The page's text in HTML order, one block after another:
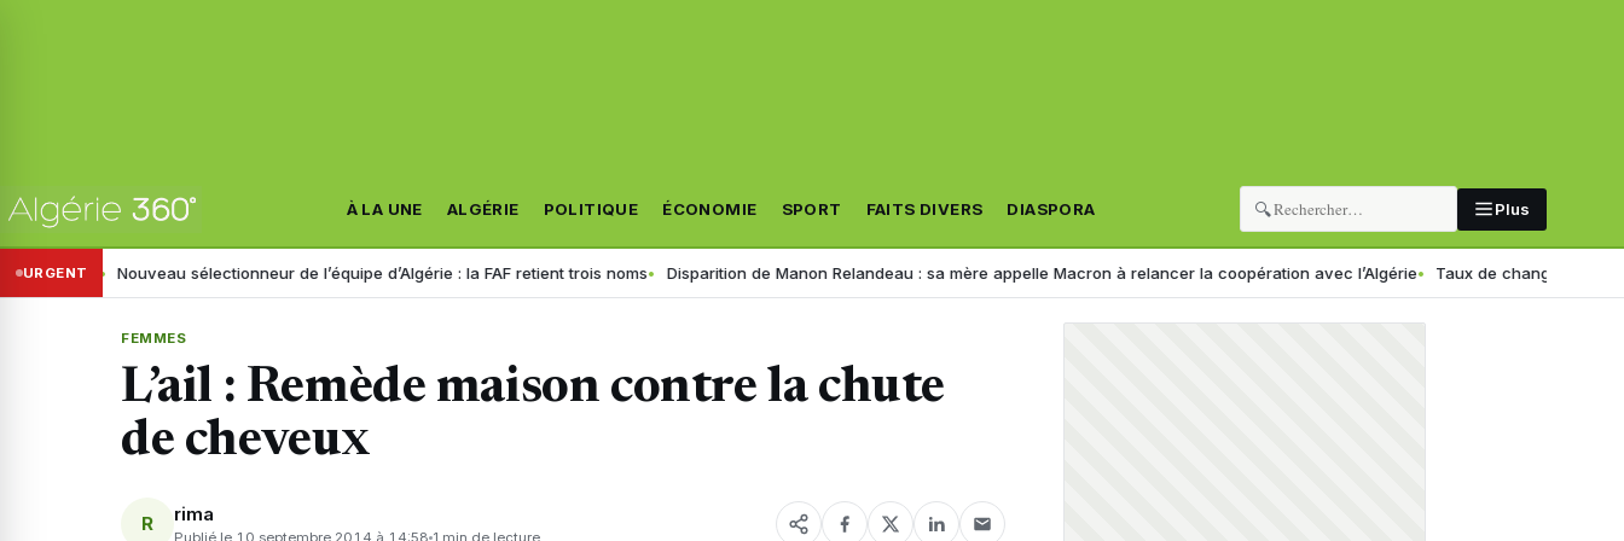
À LA UNE ALGÉRIE POLITIQUE ÉCONOMIE SPORT FAITS DIVERS DIASPORA 🔍 Plus
URGENTNouveau sélectionneur de l’équipe d’Algérie : la FAF retient trois noms Disparition de Manon Relandeau : sa mère appelle Macron à relancer la coopération avec l’Algérie Taux de change en Algérie :
FEMMES
L’ail : Remède maison contre la chute
de cheveux
R rima
Publié le 10 septembre 2014 à 14:58 1 min de lecture